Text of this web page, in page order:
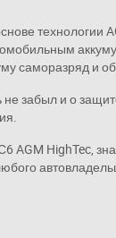
технологии
саморазряд и
не забыл и о
AGM HighTec,